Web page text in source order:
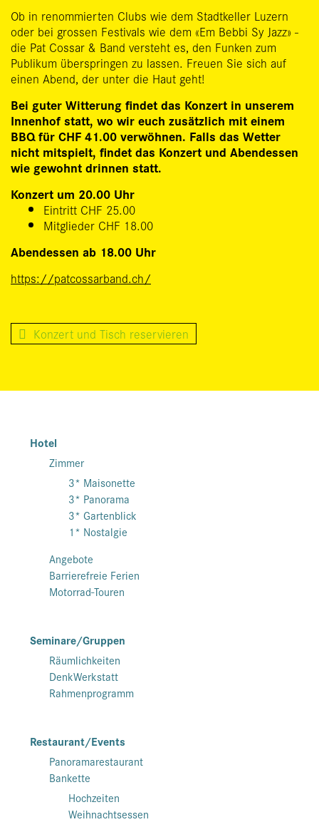
Ob in renommierten Clubs wie dem Stadtkeller Luzern
oder bei grossen Festivals wie dem «Em Bebbi Sy Jazz» -
die Pat Cossar & Band versteht es, den Funken zum
Publikum überspringen zu lassen. Freuen Sie sich auf
einen Abend, der unter die Haut geht!
Bei guter Witterung findet das Konzert in unserem
Innenhof statt, wo wir euch zusätzlich mit einem
BBQ für CHF 41.00 verwöhnen. Falls das Wetter
nicht mitspielt, findet das Konzert und Abendessen
wie gewohnt drinnen statt.
Konzert um 20.00 Uhr
Eintritt CHF 25.00
Mitglieder CHF 18.00
Abendessen ab 18.00 Uhr
https://patcossarband.ch/
Konzert und Tisch reservieren
Hotel
Zimmer
3* Maisonette
3* Panorama
3* Gartenblick
1* Nostalgie
Angebote
Barrierefreie Ferien
Motorrad-Touren
Seminare/Gruppen
Räumlichkeiten
DenkWerkstatt
Rahmenprogramm
Restaurant/Events
Panoramarestaurant
Bankette
Hochzeiten
Weihnachtsessen